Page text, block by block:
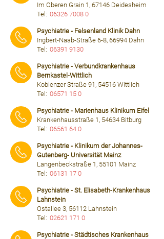
Im Oberen Grain 1, 67146 Deidesheim
Tel: 06326 7008 0
Psychiatrie - Felsenland Klinik Dahn
Ingbert-Naab-Straße 6-8, 66994 Dahn
Tel: 06391 9130
Psychiatrie - Verbundkrankenhaus
Bernkastel-Wittlich
Koblenzer Straße 91, 54516 Wittlich
Tel: 06571 15 0
Psychiatrie - Marienhaus Klinikum Eifel
Krankenhausstraße 1, 54634 Bitburg
Tel: 06561 64 0
Psychiatrie - Klinikum der Johannes-
Gutenberg- Universität Mainz
Langenbeckstraße 1, 55101 Mainz
Tel: 06131 17 0
Psychiatrie - St. Elisabeth-Krankenhaus
Lahnstein
Ostallee 3, 56112 Lahnstein
Tel: 02621 171 0
Psychiatrie - Städtisches Krankenhaus